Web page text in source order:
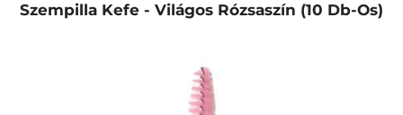
Szempilla Kefe - Világos Rózsaszín (10 Db-Os)